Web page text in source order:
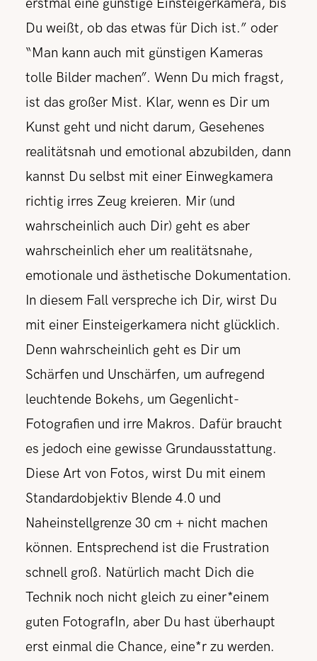
erstmal eine günstige Einsteigerkamera, bis
Du weißt, ob das etwas für Dich ist.” oder
“Man kann auch mit günstigen Kameras
tolle Bilder machen”. Wenn Du mich fragst,
ist das großer Mist. Klar, wenn es Dir um
Kunst geht und nicht darum, Gesehenes
realitätsnah und emotional abzubilden, dann
kannst Du selbst mit einer Einwegkamera
richtig irres Zeug kreieren. Mir (und
wahrscheinlich auch Dir) geht es aber
wahrscheinlich eher um realitätsnahe,
emotionale und ästhetische Dokumentation.
In diesem Fall verspreche ich Dir, wirst Du
mit einer Einsteigerkamera nicht glücklich.
Denn wahrscheinlich geht es Dir um
Schärfen und Unschärfen, um aufregend
leuchtende Bokehs, um Gegenlicht-
Fotografien und irre Makros. Dafür braucht
es jedoch eine gewisse Grundausstattung.
Diese Art von Fotos, wirst Du mit einem
Standardobjektiv Blende 4.0 und
Naheinstellgrenze 30 cm + nicht machen
können. Entsprechend ist die Frustration
schnell groß. Natürlich macht Dich die
Technik noch nicht gleich zu einer*einem
guten FotografIn, aber Du hast überhaupt
erst einmal die Chance, eine*r zu werden.